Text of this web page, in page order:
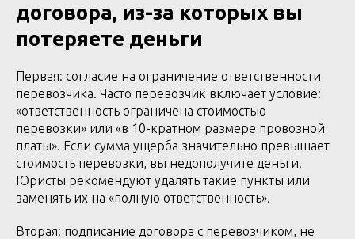
договора, из-за которых вы
потеряете деньги
Первая: согласие на ограничение ответственности
перевозчика. Часто перевозчик включает условие:
«ответственность ограничена стоимостью
перевозки» или «в 10-кратном размере провозной
платы». Если сумма ущерба значительно превышает
стоимость перевозки, вы недополучите деньги.
Юристы рекомендуют удалять такие пункты или
заменять их на «полную ответственность».
Вторая: подписание договора с перевозчиком, не